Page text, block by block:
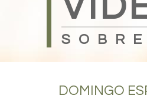
DOMINGO